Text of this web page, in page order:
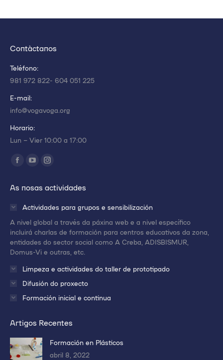
Contáctanos
Teléfono:
981 972 822- 604 051 225
E-mail:
info@vogavoga.org
Horario:
Lun – Vier 10:00 a 17:00
Encuéntranos en:
Abrir
en
una
ventana/pestaña
Abrir
en
una
ventana/pestaña
Abrir
en
una
ventana/pestaña
As nosas actividades
Actividades para grupos e sensibilización
A nivel global a través da páxina web e a nivel específico
incluirá charlas de formación para centros educativos da zona,
entidades do sector social como A Creba, ADISBISMUR,
Domus-Vi e outras, etc.
Limpeza e actividades do taller de prototipado
Difusión do proxecto
Formación inicial e continua
Artigos Recentes
Formación en Plásticos
abril 8, 2022